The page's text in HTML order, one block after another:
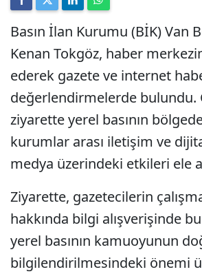
Basın İlan Kurumu (BİK) Van
Kenan Tokgöz, haber
ederek gazete ve internet
değerlendirmelerde bulundu.
ziyarette yerel basının
kurumlar arası iletişim ve
medya üzerindeki etkileri ele
Ziyarette, gazetecilerin
hakkında bilgi alışverişinde
yerel basının kamuoyunun
bilgilendirilmesindeki önemi